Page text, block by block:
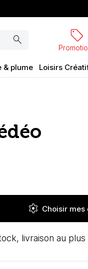
search sell
& plume Loisirs
settings Choisir mes
livraison au